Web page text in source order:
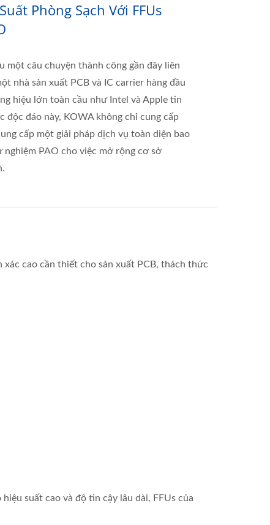
Phòng Sạch Với FFUs
một câu chuyện thành công gần đây liên
nhà sản xuất PCB và IC carrier hàng đầu
hiệu lớn toàn cầu như Intel và Apple tin
độc đáo này, KOWA không chỉ cung cấp
cấp một giải pháp dịch vụ toàn diện bao
nghiệm PAO cho việc mở rộng cơ sở
xác cao cần thiết cho sản xuất PCB, thách thức
suất cao và độ tin cậy lâu dài, FFUs của